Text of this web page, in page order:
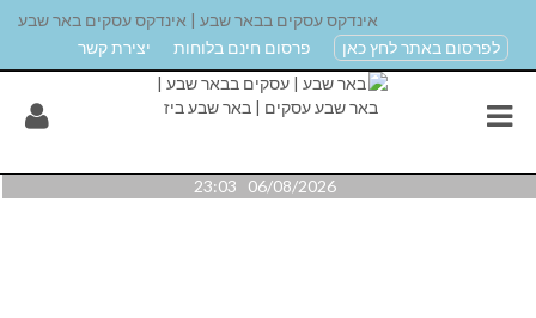
אינדקס עסקים בבאר שבע | אינדקס עסקים באר שבע
לפרסום באתר לחץ כאן
פרסום חינם בלוחות יצירת קשר
06/08/2026 23:03